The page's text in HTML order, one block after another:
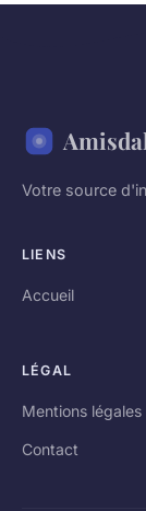
Votre source
LIENS
Accueil
LÉGAL
Mentions légales
Contact